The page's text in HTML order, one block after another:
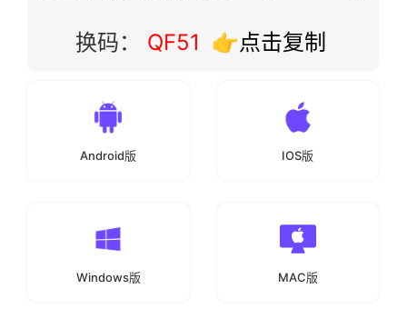
换码： QF51 👉点击复制
Android版 IOS版
Windows版 MAC版